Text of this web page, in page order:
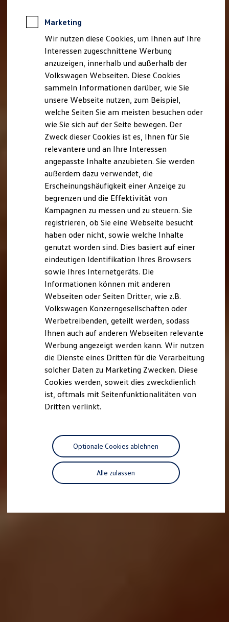
Rekuperation
Laden unterwegs
Laden Zuhause
Ladestationen finden
Ladezeitensimulator
Batterie
Sicherheit
Nachhaltigkeit
Technologie
Kosten und Kauf
Kaufoptionen
E-Auto-Förderung
Software und Konnektivität
Die ID. Software 6
ID. Software Versionen und Updates
Digitale Extras
Schnittstellen zu Ihrem ID.
Hybridautos
Marke und Erlebnis
Volkswagen R und R Experience
R-Modelle
R Experience
Driving Experience
Volkswagen entdecken
Werkbesichtigung
Lifestyle Shop
T-Roc Kollektion
Golf Kollektion
ID. Kollektion
Volkswagen Kollektion
R-Kollektion
GTI Kollektion
Fußball Drop
we drive football
#wedriveproud
Besitzer und Service
Software Updates
Service und Ersatzteile
Motorenöl und Flüssigkeiten
Räder und Reifen
Pannen- und Unfallhilfe
Economy Service
Volkswagen Teile
Zubehör
Marketing
Wir nutzen diese Cookies, um Ihnen auf Ihre
Interessen zugeschnittene Werbung
anzuzeigen, innerhalb und außerhalb der
Volkswagen Webseiten. Diese Cookies
sammeln Informationen darüber, wie Sie
unsere Webseite nutzen, zum Beispiel,
welche Seiten Sie am meisten besuchen oder
wie Sie sich auf der Seite bewegen. Der
Zweck dieser Cookies ist es, Ihnen für Sie
relevantere und an Ihre Interessen
angepasste Inhalte anzubieten. Sie werden
außerdem dazu verwendet, die
Erscheinungshäufigkeit einer Anzeige zu
begrenzen und die Effektivität von
Kampagnen zu messen und zu steuern. Sie
registrieren, ob Sie eine Webseite besucht
haben oder nicht, sowie welche Inhalte
genutzt worden sind. Dies basiert auf einer
eindeutigen Identifikation Ihres Browsers
sowie Ihres Internetgeräts. Die
Informationen können mit anderen
Webseiten oder Seiten Dritter, wie z.B.
Volkswagen Konzerngesellschaften oder
Werbetreibenden, geteilt werden, sodass
Ihnen auch auf anderen Webseiten relevante
Werbung angezeigt werden kann. Wir nutzen
die Dienste eines Dritten für die Verarbeitung
solcher Daten zu Marketing Zwecken. Diese
Cookies werden, soweit dies zweckdienlich
ist, oftmals mit Seitenfunktionalitäten von
Dritten verlinkt.
Alle zulassen
Optionale Cookies ablehnen